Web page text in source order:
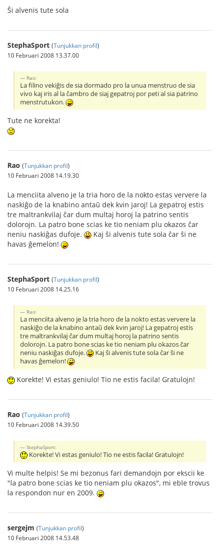
Ŝi alvenis tute sola
StephaSport (Tunjukkan profil)
10 Februari 2008 13.37.00
Rao:
La filino vekiĝis de sia dormado pro la unua menstruo de sia
vivo kaj iris al la ĉambro de siaj gepatroj por peti al sia patrino
menstrutukon.
Tute ne korekta!
Rao (Tunjukkan profil)
10 Februari 2008 14.19.30
La menciita alveno je la tria horo de la nokto estas ververe la
naskiĝo de la knabino antaŭ dek kvin jaroj! La gepatroj estis
tre maltrankvilaj ĉar dum multaj horoj la patrino sentis
dolorojn. La patro bone scias ke tio neniam plu okazos ĉar
neniu naskiĝas dufoje.
Kaj ŝi alvenis tute sola ĉar ŝi ne
havas ĝemelon!
StephaSport (Tunjukkan profil)
10 Februari 2008 14.25.16
Rao:
La menciita alveno je la tria horo de la nokto estas ververe la
naskiĝo de la knabino antaŭ dek kvin jaroj! La gepatroj estis
tre maltrankvilaj ĉar dum multaj horoj la patrino sentis
dolorojn. La patro bone scias ke tio neniam plu okazos ĉar
neniu naskiĝas dufoje.
Kaj ŝi alvenis tute sola ĉar ŝi ne
havas ĝemelon!
Korekte! Vi estas geniulo! Tio ne estis facila! Gratulojn!
Rao (Tunjukkan profil)
10 Februari 2008 14.39.50
StephaSport:
Korekte! Vi estas geniulo! Tio ne estis facila! Gratulojn!
Vi multe helpis! Se mi bezonus fari demandojn por ekscii ke
"la patro bone scias ke tio neniam plu okazos", mi eble trovus
la respondon nur en 2009.
sergejm (Tunjukkan profil)
10 Februari 2008 14.53.48